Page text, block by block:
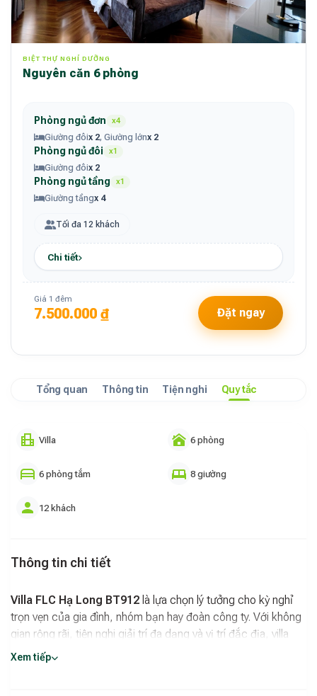
BIỆT THỰ NGHỈ DƯỠNG
Nguyên căn 6 phòng
Phòng ngủ đơn x4
Giường đôix 2, Giường lớnx 2
Phòng ngủ đôi x1
Giường đôix 2
Phòng ngủ tầng x1
Giường tầngx 4
Tối đa 12 khách
Chi tiết
Giá 1 đêm
7.500.000 ₫ Đặt ngay
Tổng quan Thông tin Tiện nghi Quy tắc
Villa 6 phòng
6 phòng tắm 8 giường
12 khách
Thông tin chi tiết
Villa FLC Hạ Long BT912 là lựa chọn lý tưởng cho kỳ nghỉ
trọn vẹn của gia đình, nhóm bạn hay đoàn công ty. Với không
gian rộng rãi, tiện nghi giải trí đa dạng và vị trí đắc địa, villa
này sẽ mang đến cho bạn những khoảnh khắc thư giãn và vui
Xem tiếp